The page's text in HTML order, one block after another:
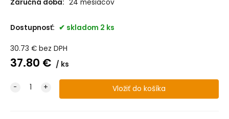
Záručná doba: 24 mesiacov
Dostupnosť: skladom 2 ks
30.73 € bez DPH
37.80 € ks